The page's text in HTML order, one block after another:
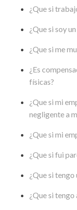
¿Que si
¿Que si soy
¿Que si me
¿Es
físicas?
¿Que si mi
negligente a
¿Que si mi
¿Que si fui
¿Que si
¿Que si tengo